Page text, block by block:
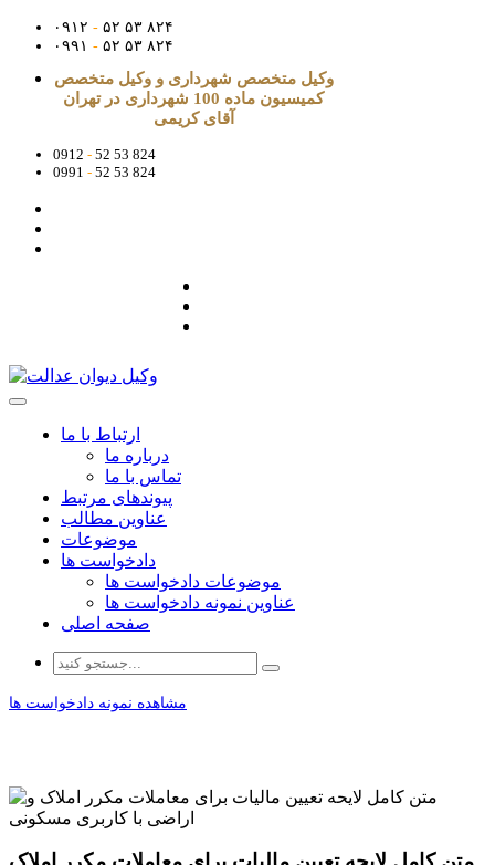
۰۹۱۲ - ۵۲ ۵۳ ۸۲۴
۰۹۹۱ - ۵۲ ۵۳ ۸۲۴
وکیل متخصص شهرداری و وکیل متخصص
کمیسیون ماده 100 شهرداری در تهران
آقای کریمی
0912 - 52 53 824
0991 - 52 53 824
ارتباط با ما
درباره ما
تماس با ما
پیوندهای مرتبط
عناوین مطالب
موضوعات
دادخواست ها
موضوعات دادخواست ها
عناوین نمونه دادخواست ها
صفحه اصلی
مشاهده نمونه دادخواست ها